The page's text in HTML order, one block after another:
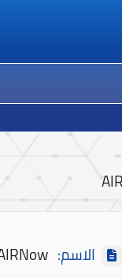
الاسم: